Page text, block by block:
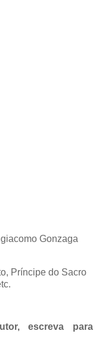
Gonzaga
Príncipe do Sacro
escreva para